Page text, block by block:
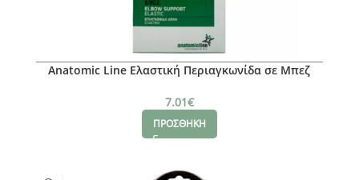
Anatomic Line Ελαστική Περιαγκωνίδα σε Μπεζ
7.01€
ΠΡΟΣΘΗΚΗ